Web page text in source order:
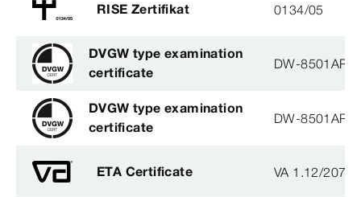
RISE Zertifikat 0134/05
DVGW type examination
certificate
DW-
DVGW type examination
certificate
DW-
ETA Certificate VA 1.12/20786